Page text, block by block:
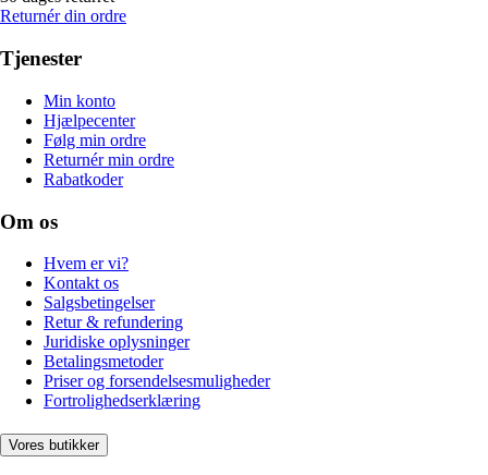
Returnér din ordre
Tjenester
Min konto
Hjælpecenter
Følg min ordre
Returnér min ordre
Rabatkoder
Om os
Hvem er vi?
Kontakt os
Salgsbetingelser
Retur & refundering
Juridiske oplysninger
Betalingsmetoder
Priser og forsendelsesmuligheder
Fortrolighedserklæring
Vores butikker